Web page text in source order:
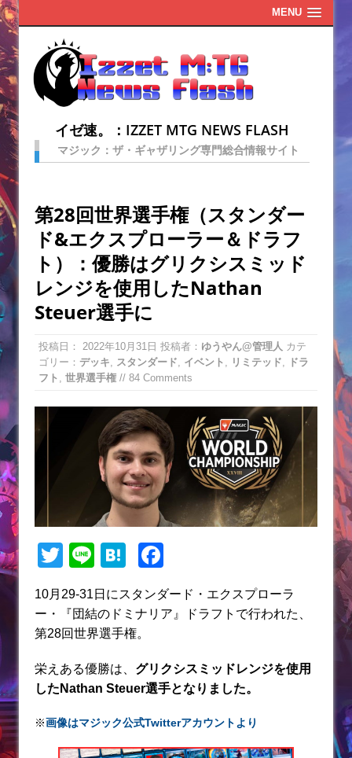
MENU
イゼ速。：IZZET MTG NEWS FLASH
マジック：ザ・ギャザリング専門総合情報サイト
第28回世界選手権（スタンダー
ド&エクスプローラー＆ドラフ
ト）：優勝はグリクシスミッド
レンジを使用したNathan
Steuer選手に
投稿日： 2022年10月31日 投稿者： ゆうやん@管理人 カテ
ゴリー： デッキ スタンダード イベント リミテッド
ドラ
フト
世界選手権 // 84 Comments
T
itt
er
Li
e
H
e
n
c
b
o
k
10月29-31日に スタンダード・エクスプローラ
ー・『団結のドミナリア』ドラフトで行われた、
第28回世界選手権。
栄えある優勝は、 グリクシスミッドレンジを使用
したNathan Steuer選手となりました。
※画像はマジック公式Twitterアカウントより